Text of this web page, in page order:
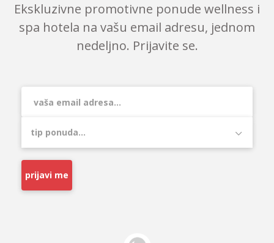
Ekskluzivne promotivne ponude wellness i
spa hotela na vašu email adresu, jednom
nedeljno. Prijavite se.
prijavi me